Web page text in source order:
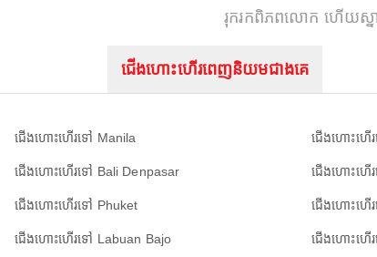
រុករកពិភពលោក ហើយស្
ជើងហោះហើរពេញនិយមជាងគេ
ជើងហោះហើរទៅ Manila ជើងហោះហើ
ជើងហោះហើរទៅ Bali Denpasar ជើងហោះហើ
ជើងហោះហើរទៅ Phuket ជើងហោះហើ
ជើងហោះហើរទៅ Labuan Bajo ជើងហោះហើ